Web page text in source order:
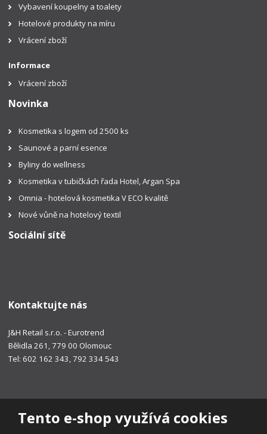
Tento e-shop využívá cookies
Vybavení koupelny a toalety
Hotelové produkty na míru
Vrácení zboží
Informace
Vrácení zboží
Novinka
Kosmetika s logem od 2500 ks
Saunové a parní esence
Byliny do wellness
Kosmetika v tubičkách řada Hotel, Argan Spa
Omnia - hotelová kosmetika V ECO kvalitě
Nové vůně na hotelový textil
Sociální sítě
Kontaktujte nás
J&H Retail s.r.o. - Eurotrend
Bělidla 261, 779 00 Olomouc
Tel: 602 162 343, 792 334 543